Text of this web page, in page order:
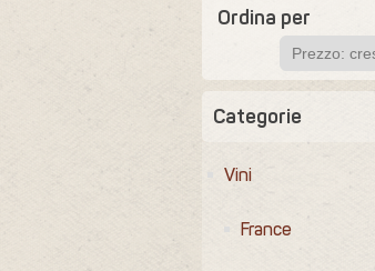
Ordina per
Categorie
Vini
France